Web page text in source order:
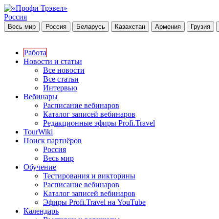
Россия
Весь мир Россия Беларусь Казахстан Армения Грузия
Работа
Новости и статьи
Все новости
Все статьи
Интервью
Вебинары
Расписание вебинаров
Каталог записей вебинаров
Редакционные эфиры Profi.Travel
TourWiki
Поиск партнёров
Россия
Весь мир
Обучение
Тестирования и викторины
Расписание вебинаров
Каталог записей вебинаров
Эфиры Profi.Travel на YouTube
Календарь